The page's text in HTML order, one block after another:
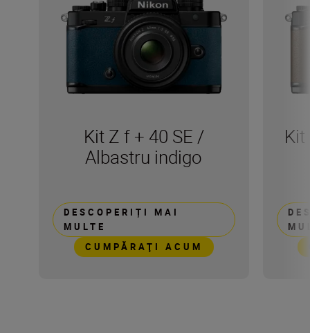
Kit Z f + 40 SE /
Albastru indigo
DESCOPERIȚI MAI
MULTE
CUMPĂRAŢI ACUM